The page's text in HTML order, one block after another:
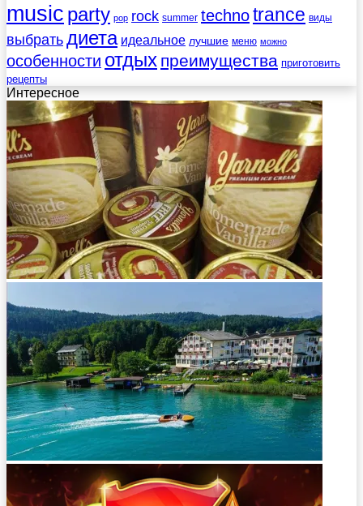
music party pop rock summer technotrance виды
выбратьдиета идеальное лучшие меню можно
особенности отдых преимущества приготовить
рецепты
Интересное